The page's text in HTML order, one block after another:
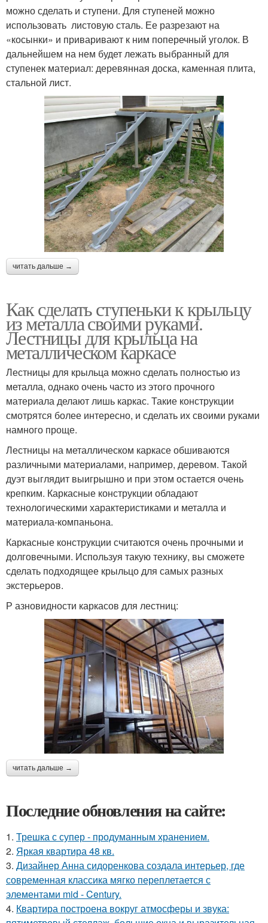
можно сделать и ступени. Для ступеней можно
использовать листовую сталь. Ее разрезают на
«косынки» и приваривают к ним поперечный уголок. В
дальнейшем на нем будет лежать выбранный для
ступенек материал: деревянная доска, каменная плита,
стальной лист.
читать дальше →
Как сделать ступеньки к крыльцу
из металла своими руками.
Лестницы для крыльца на
металлическом каркасе
Лестницы для крыльца можно сделать полностью из
металла, однако очень часто из этого прочного
материала делают лишь каркас. Такие конструкции
смотрятся более интересно, и сделать их своими руками
намного проще.
Лестницы на металлическом каркасе обшиваются
различными материалами, например, деревом. Такой
дуэт выглядит выигрышно и при этом остается очень
крепким. Каркасные конструкции обладают
технологическими характеристиками и металла и
материала-компаньона.
Каркасные конструкции считаются очень прочными и
долговечными. Используя такую технику, вы сможете
сделать подходящее крыльцо для самых разных
экстерьеров.
Р азновидности каркасов для лестниц:
читать дальше →
Последние обновления на сайте:
1. Трешка с супер - продуманным хранением.
2. Яркая квартира 48 кв.
3. Дизайнер Анна сидоренкова создала интерьер, где
современная классика мягко переплетается с
элементами mid - Century.
4. Квартира построена вокруг атмосферы и звука: